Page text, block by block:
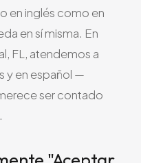
en inglés como en
en sí misma. En
FL, atendemos a
y en español —
ser contado